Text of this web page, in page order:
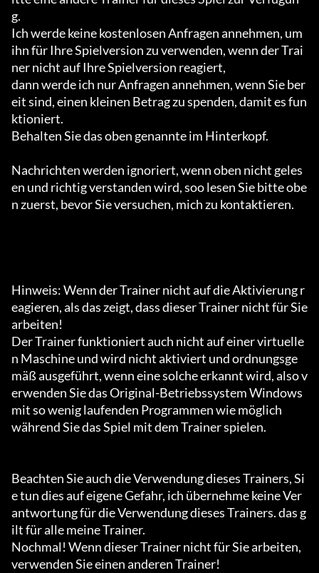
g.
Ich werde keine kostenlosen Anfragen annehmen, um
ihn für Ihre Spielversion zu verwenden, wenn der Trai
ner nicht auf Ihre Spielversion reagiert,
dann werde ich nur Anfragen annehmen, wenn Sie ber
eit sind, einen kleinen Betrag zu spenden, damit es fun
ktioniert.
Behalten Sie das oben genannte im Hinterkopf.
Nachrichten werden ignoriert, wenn oben nicht geles
en und richtig verstanden wird, soo lesen Sie bitte obe
n zuerst, bevor Sie versuchen, mich zu kontaktieren.
Hinweis: Wenn der Trainer nicht auf die Aktivierung r
eagieren, als das zeigt, dass dieser Trainer nicht für Sie
arbeiten!
Der Trainer funktioniert auch nicht auf einer virtuelle
n Maschine und wird nicht aktiviert und ordnungsge
mäß ausgeführt, wenn eine solche erkannt wird, also v
erwenden Sie das Original-Betriebssystem Windows
mit so wenig laufenden Programmen wie möglich
während Sie das Spiel mit dem Trainer spielen.
Beachten Sie auch die Verwendung dieses Trainers, Si
e tun dies auf eigene Gefahr, ich übernehme keine Ver
antwortung für die Verwendung dieses Trainers. das g
ilt für alle meine Trainer.
Nochmal! Wenn dieser Trainer nicht für Sie arbeiten,
verwenden Sie einen anderen Trainer!